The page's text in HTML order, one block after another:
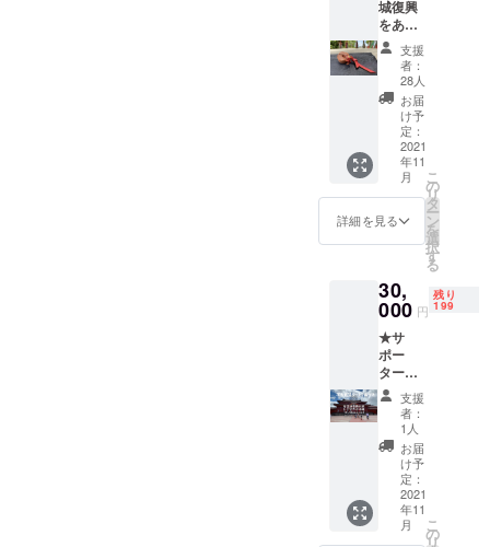
を「備
考欄」
にご記
入下さ
い。 ②
お礼の
絵葉書
をお送
りさせ
ていた
だきま
画像は
イメー
す。当
日撮影
したの
花火の
画像が
絵柄と
なりま
す。
も可能
です。
掲載は
１名も
しくは
１グ
ループ
名称、
最大12
文字ま
でとさ
せてい
ただき
※掲載希
名前
（ニッ
ム可）
を「備
考欄」
にご記
入下さ
い。 ②
お礼の
絵葉書
をお送
りさせ
ていた
だきま
城復興
をあな
たと★
【リ
ターン
内
容】
①サ
ポー
ターと
して公
式ウェ
ブサイ
トにお
名前を
しま
す。 お
名前は
ニック
ネーム
も可能
です。
掲載は
１名も
しくは
１グ
ループ
名称、
最大12
文字ま
支援
者：
28人
お届
け予
定：
2021
年11
月
詳細を見る
こ
の
リ
タ
ー
ン
を
選
択
す
る
30,
000 円
残り
199
★サ
ポー
ターと
してヒ
ヤミカ
チ沖縄
へ参加
ターン
容】
①サ
支援
者：
1人
お届
け予
定：
2021
年11
月
こ
の
リ